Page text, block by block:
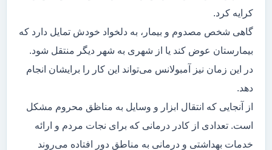
کرایه کرد.
گاهی شخص مصدوم و بیمار، به دلخواد خودش تمایل دارد که
بیمارستان عوض کند یا از شهری به شهر دیگر منتقل شود.
در این زمان نیز آمبولانس می‌تواند این کار را برایشان انجام
دهد.
از آنجایی که انتقال ابزار و وسایل به مناظق محروم مشکل
است. تعدادی از کادر درمانی که برای نجات مردم و ارائه
خدمات بهداشتی و درمانی به مناطق دور افتاده می‌روند